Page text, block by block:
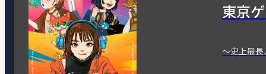
東京
～史上最長